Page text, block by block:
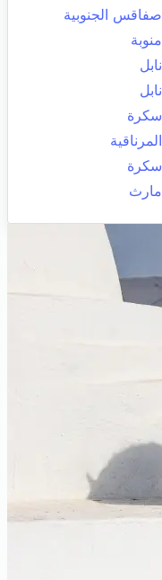
صفاقس الجنوبية
منوبة
نابل
نابل
سكرة
المرناقية
سكرة
مارث